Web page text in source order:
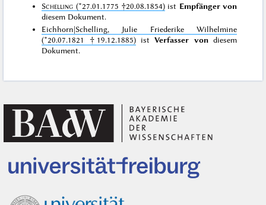
Schelling (*27.01.1775 †20.08.1854) ist Empfänger von
diesem Dokument.
Eichhorn|Schelling, Julie Friederike Wilhelmine
(*20.07.1821 †19.12.1885)istVerfasser vondiesem
Dokument.